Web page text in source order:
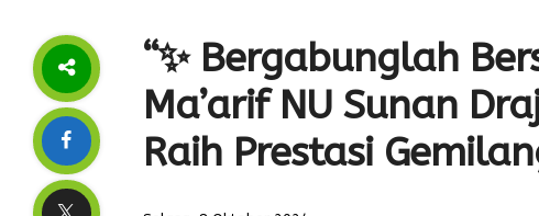
“✨ Bergabunglah
Ma’arif NU Sunan
Raih Prestasi